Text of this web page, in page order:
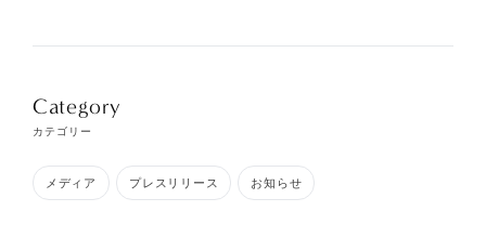
Category
カテゴリー
メディア プレスリリース お知らせ